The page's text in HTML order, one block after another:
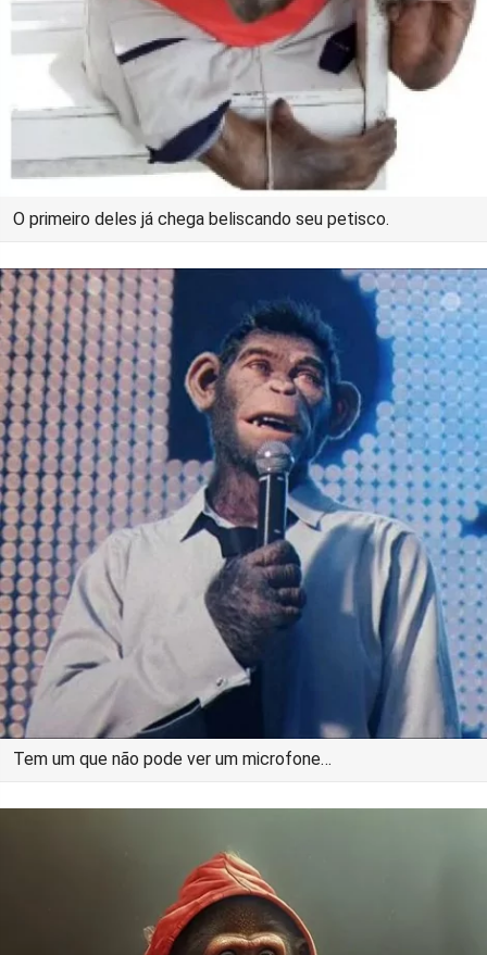
O primeiro deles já chega beliscando seu petisco.
Tem um que não pode ver um microfone…